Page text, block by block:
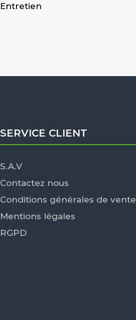
Entretien
SERVICE CLIENT
S.A.V
Contactez nous
Conditions générales de vente
Mentions légales
RGPD